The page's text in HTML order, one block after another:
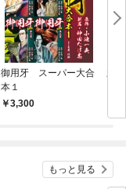
御用牙 スーパー大合
本１
3,300
新
もっと見る